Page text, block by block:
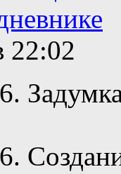
22:02